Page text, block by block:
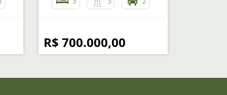
R$ 700.000,00